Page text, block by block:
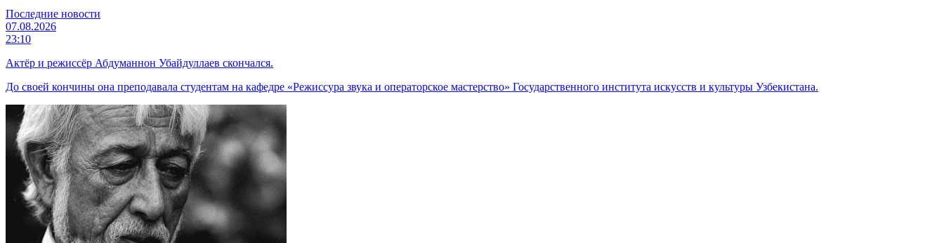
Последние новости
07.08.2026
23:10
Актёр и режиссёр Абдуманнон Убайдуллаев скончался.
До своей кончины она преподавала студентам на кафедре «Режиссура звука и операторское мастерство» Государственного института искусств и культуры Узбекистана.